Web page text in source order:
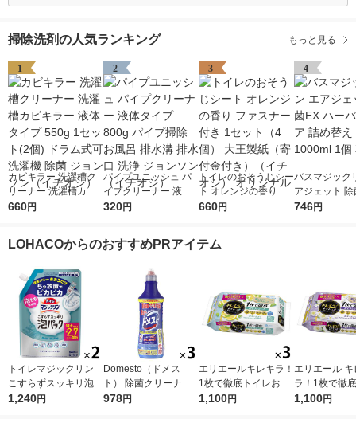
掃除洗剤の人気ランキング もっと見る
1
カビキラー 洗濯槽ク
リーナー 洗濯槽カビ
キラー 液体タイプ 55
ョンソン（イチオシ）
660円
2
パイプユニッシュ パ
イプクリーナー 液体
タイプ 800g パイプ掃
（イチオシ）
320円
3
トイレのおそうじシー
ト オレンジの香り フ
ァスナー付き 1セット
シ） オリジナル
660円
4
バスマジック
アジェット
ーバルクリア
746円
LOHACOからのおすすめPRアイテム
トイレマジックリン
こすらずスッキリ泡パ
ック シトラスサボン
1,240円
Domesto（ドメス
ト） 除菌クリーナー
本体 500ml １セット
978円
エリエールキレキラ！
1枚で徹底トイレお掃
除シート シトラスミ
1,100円
エリエール キ
ラ！1枚で徹
おそうじシー
1,100円